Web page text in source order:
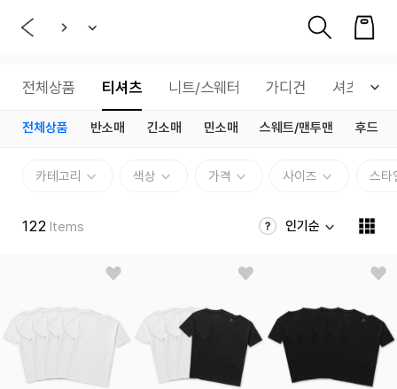
전체상품 티셔츠 니트/스웨터 가디건 셔츠
전체상품 반소매 긴소매 민소매 스웨트/맨투맨 후드
카테고리 색상 가격 사이즈 스타
122 Items 인기순